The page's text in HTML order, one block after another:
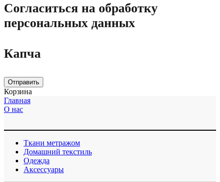
Cогласиться на обработку
персональных данных
Капча
Отправить
Корзина
Главная
О нас
Ткани метражом
Домашний текстиль
Одежда
Аксессуары